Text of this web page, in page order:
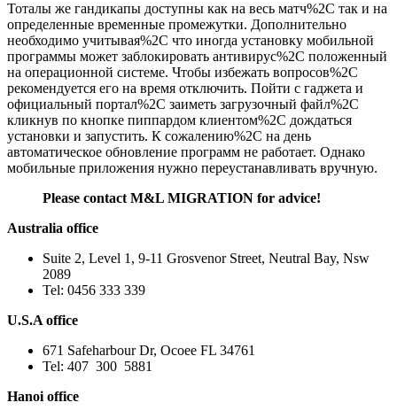
Тоталы же гандикапы доступны как на весь матч%2C так и на
определенные временные промежутки. Дополнительно
необходимо учитывая%2C что иногда установку мобильной
программы может заблокировать антивирус%2C положенный
на операционной системе. Чтобы избежать вопросов%2C
рекомендуется его на время отключить. Пойти с гаджета и
официальный портал%2C заиметь загрузочный файл%2C
кликнув по кнопке пиппардом клиентом%2C дождаться
установки и запустить. К сожалению%2C на день
автоматическое обновление программ не работает. Однако
мобильные приложения нужно переустанавливать вручную.
Please contact M&L MIGRATION for advice!
Australia office
Suite 2, Level 1, 9-11 Grosvenor Street, Neutral Bay, Nsw
2089
Tel: 0456 333 339
U.S.A office
671 Safeharbour Dr, Ocoee FL 34761
Tel: 407 300 5881
Hanoi office